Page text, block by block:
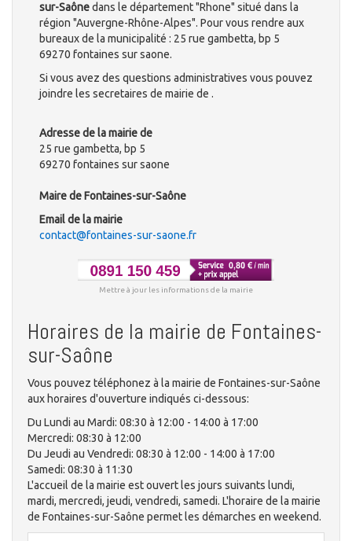
sur-Saônedans le département "Rhone" situé dans la
région "Auvergne-Rhône-Alpes". Pour vous rendre aux
bureaux de la municipalité : 25 rue gambetta, bp 5
69270 fontaines sur saone.
Si vous avez des questions administratives vous pouvez
joindre les secretaires de mairie de .
Adresse de la mairie de
25 rue gambetta, bp 5
69270 fontaines sur saone
Maire de Fontaines-sur-Saône
Email de la mairie
contact@fontaines-sur-saone.fr
Mettre à jour les informations de la mairie
Horaires de la mairie de Fontaines-
sur-Saône
Vous pouvez téléphonez à la mairie de Fontaines-sur-Saône
aux horaires d'ouverture indiqués ci-dessous:
Du Lundi au Mardi: 08:30 à 12:00 - 14:00 à 17:00
Mercredi: 08:30 à 12:00
Du Jeudi au Vendredi: 08:30 à 12:00 - 14:00 à 17:00
Samedi: 08:30 à 11:30
L'accueil de la mairie est ouvert les jours suivants lundi,
mardi, mercredi, jeudi, vendredi, samedi. L'horaire de la mairie
de Fontaines-sur-Saône permet les démarches en weekend.